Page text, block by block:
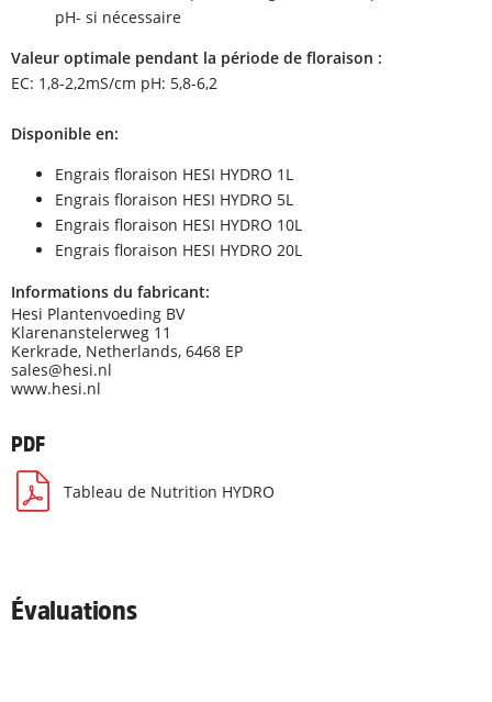
pH- si nécessaire
Valeur optimale pendant la période de floraison :
EC: 1,8-2,2mS/cm pH: 5,8-6,2
Disponible en:
Engrais floraison HESI HYDRO 1L
Engrais floraison HESI HYDRO 5L
Engrais floraison HESI HYDRO 10L
Engrais floraison HESI HYDRO 20L
Informations du fabricant:
Hesi Plantenvoeding BV
Klarenanstelerweg 11
Kerkrade, Netherlands, 6468 EP
sales@hesi.nl
www.hesi.nl
PDF
Tableau de Nutrition HYDRO
Évaluations